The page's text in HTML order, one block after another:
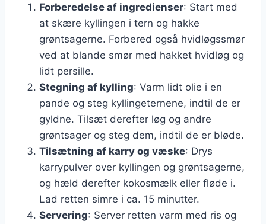
Forberedelse af ingredienser: Start med
at skære kyllingen i tern og hakke
grøntsagerne. Forbered også hvidløgssmør
ved at blande smør med hakket hvidløg og
lidt persille.
Stegning af kylling: Varm lidt olie i en
pande og steg kyllingeternene, indtil de er
gyldne. Tilsæt derefter løg og andre
grøntsager og steg dem, indtil de er bløde.
Tilsætning af karry og væske: Drys
karrypulver over kyllingen og grøntsagerne,
og hæld derefter kokosmælk eller fløde i.
Lad retten simre i ca. 15 minutter.
Servering: Server retten varm med ris og